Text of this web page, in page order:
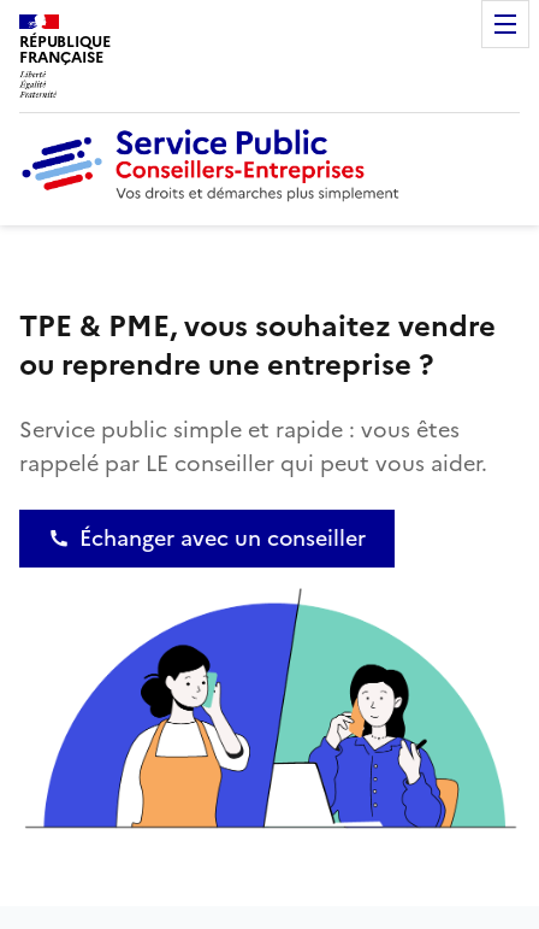
RÉPUBLIQUE
FRANÇAISE
TPE & PME, vous souhaitez vendre
ou reprendre une entreprise ?
Service public simple et rapide : vous êtes
rappelé par LE conseiller qui peut vous aider.
Échanger avec un conseiller